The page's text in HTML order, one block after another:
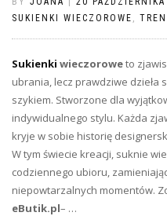
SUKIENKI WIECZOROWE
Sukienki wieczoroweto
ubrania, lecz prawdziwe dzieła
szykiem. Stworzone dla
indywidualnego stylu. Każda
kryje w sobie historię
W tym świecie kreacji, suknie
codziennego ubioru,
niepowtarzalnych momentów.
eButik.pl– …